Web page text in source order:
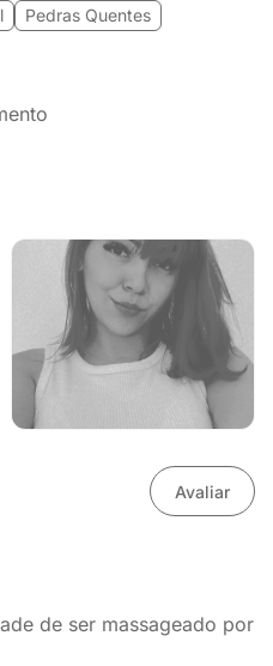
Pedras Quentes
Avaliar
de ser massageado por